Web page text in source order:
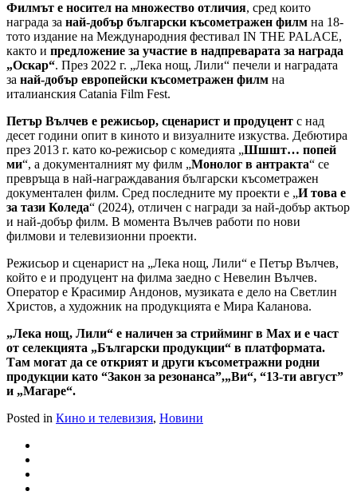
Филмът е носител на множество отличия, сред които
награда за най-добър български късометражен филм на 18-
тото издание на Международния фестивал IN THE PALACE,
както и предложение за участие в надпреварата за награда
„Оскар“. През 2022 г. „Лека нощ, Лили“ печели и наградата
за най-добър европейски късометражен филм на
италианския Catania Film Fest.
Петър Вълчев е режисьор, сценарист и продуцент с над
десет години опит в киното и визуалните изкуства. Дебютира
през 2013 г. като ко-режисьор с комедията „Шшшт… попей
ми“, а документалният му филм „Монолог в антракта“ се
превръща в най-награждавания български късометражен
документален филм. Сред последните му проекти е „И това е
за тази Коледа“ (2024), отличен с награди за най-добър актьор
и най-добър филм. В момента Вълчев работи по нови
филмови и телевизионни проекти.
Режисьор и сценарист на „Лека нощ, Лили“ е Петър Вълчев,
който е и продуцент на филма заедно с Невелин Вълчев.
Оператор е Красимир Андонов, музиката е дело на Светлин
Христов, а художник на продукцията е Мира Каланова.
„Лека нощ, Лили“ е наличен за стрийминг в Max и е част
от селекцията „Български продукции“ в платформата.
Там могат да се открият и други късометражни родни
продукции като “Закон за резонанса”,„Ви“, “13-ти август”
и „Магаре“.
Posted in Кино и телевизия, Новини